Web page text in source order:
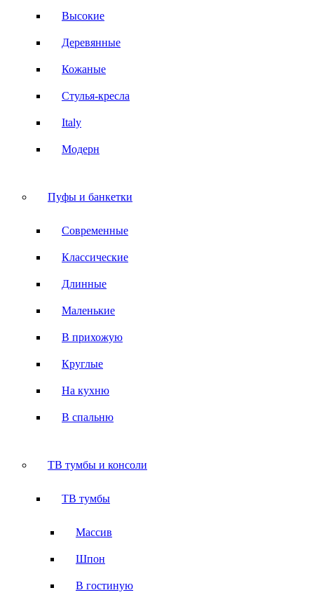
Высокие
Деревянные
Кожаные
Стулья-кресла
Italy
Модерн
Пуфы и банкетки
Современные
Классические
Длинные
Маленькие
В прихожую
Круглые
На кухню
В спальню
ТВ тумбы и консоли
ТВ тумбы
Массив
Шпон
В гостиную